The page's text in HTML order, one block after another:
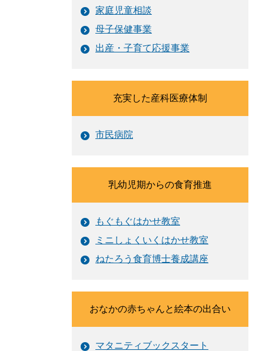
家庭児童相談
母子保健事業
出産・子育て応援事業
充実した産科医療体制
市民病院
乳幼児期からの食育推進
もぐもぐはかせ教室
ミニしょくいくはかせ教室
ねたろう食育博士養成講座
おなかの赤ちゃんと絵本の出合い
マタニティブックスタート